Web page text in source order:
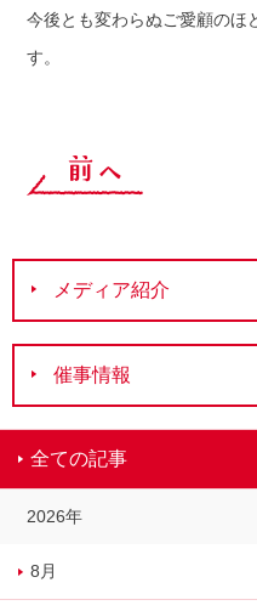
今後とも変わらぬご愛顧のほ
す。
メディア紹介
催事情報
全ての記事
2026年
8月